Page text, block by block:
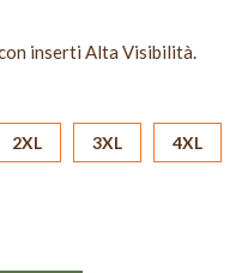
inserti Alta Visibilità.
2XL 3XL 4XL